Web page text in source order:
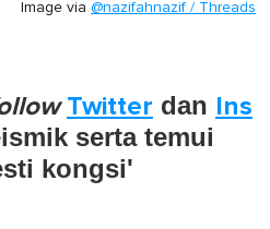
Image via @nazifahnazif / Threads
Twitter dan Ins
serta temui
kongsi'